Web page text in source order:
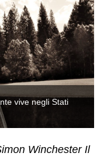
vive negli Stati
Winchester Il